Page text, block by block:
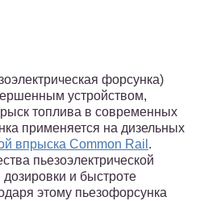
форсунка)
устройством,
топлива в современных
применяется на дизельных
впрыска Common Rail .
пьезоэлектрической
и быстроте
этому пьезофорсунка